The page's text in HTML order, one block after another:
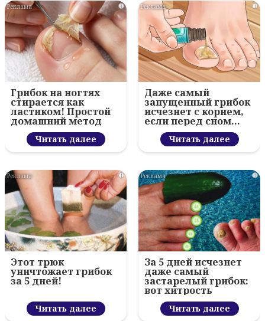
i
Грибок на ногтях
стирается как
ластиком! Простой
домашний метод
Читать далее
i
Даже самый
запущенный грибок
исчезнет с корнем,
если перед сном…
Читать далее
i
Этот трюк
уничтожает грибок
за 5 дней!
Читать далее
i
За 5 дней исчезнет
даже самый
застарелый грибок:
вот хитрость
Читать далее